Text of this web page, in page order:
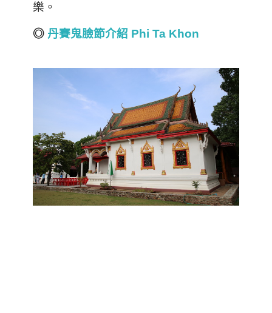
樂。
◎ 丹賽鬼臉節介紹 Phi Ta Khon